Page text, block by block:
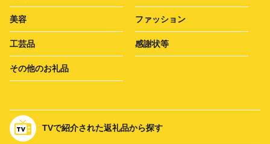
美容 ファッション
工芸品 感謝状等
その他のお礼品
TVで紹介された返礼品から探す